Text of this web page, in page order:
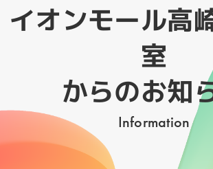
イオンモール高
室
からのお知
Information